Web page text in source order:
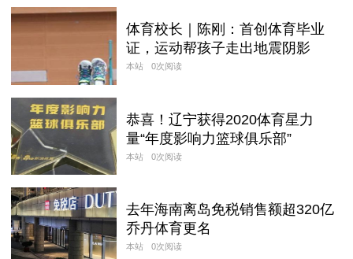
体育校长｜陈刚：首创体育毕业
证，运动帮孩子走出地震阴影
本站 0次阅读
恭喜！辽宁获得2020体育星力
量“年度影响力篮球俱乐部”
本站 0次阅读
去年海南离岛免税销售额超320亿
乔丹体育更名
本站 0次阅读